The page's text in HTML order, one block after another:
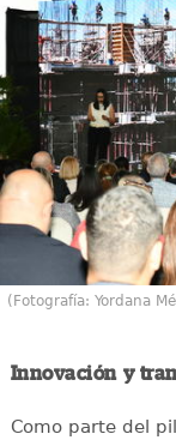
(Fotografía: Yordana
Innovación y
Como parte del